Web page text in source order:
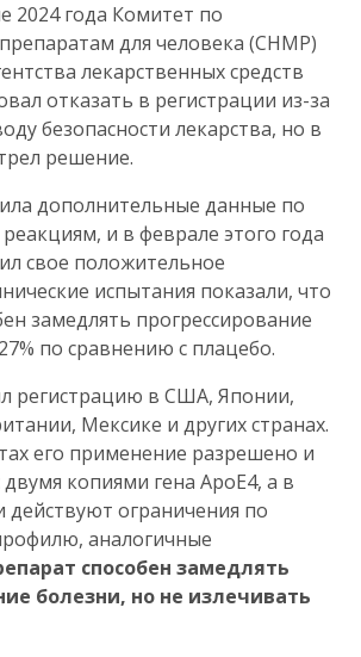
2024 года Комитет по
для человека (CHMP)
лекарственных средств
отказать в регистрации из-за
безопасности лекарства, но в
решение.
дополнительные данные по
и в феврале этого года
свое положительное
испытания показали, что
замедлять прогрессирование
по сравнению с плацебо.
регистрацию в США, Японии,
Мексике и других странах.
его применение разрешено и
копиями гена ApoE4, а в
действуют ограничения по
аналогичные
способен замедлять
болезни, но не излечивать